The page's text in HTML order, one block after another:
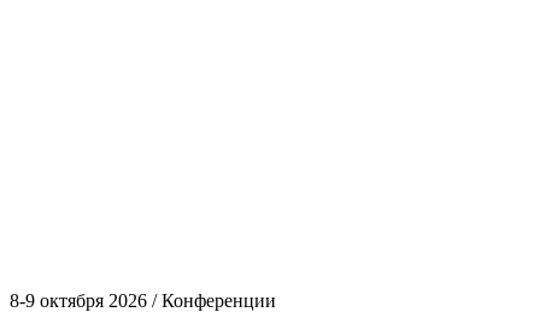
8-9 октября 2026 / Конференции